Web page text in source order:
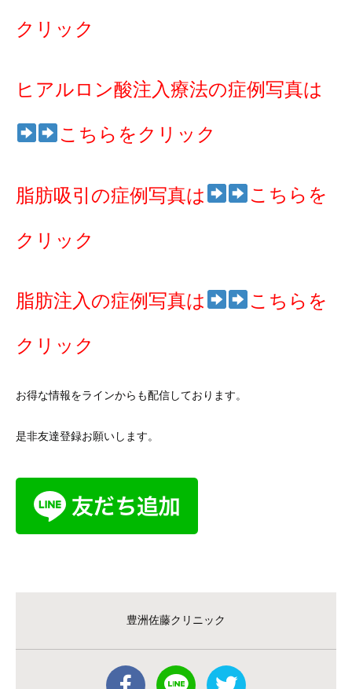
クリック
ヒアルロン酸注入療法の症例写真は
こちらをクリック
脂肪吸引の症例写真は こちらを
クリック
脂肪注入の症例写真は こちらを
クリック
お得な情報をラインからも配信しております。
是非友達登録お願いします。
豊洲佐藤クリニック